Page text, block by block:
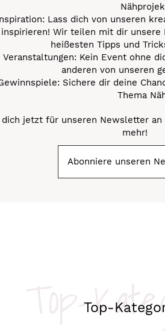
Lass dich von unseren
inspirieren! Wir teilen mit dir unsere
heißesten Tipps und
Veranstaltungen: Kein Event ohne
anderen von unseren
Sichere dir deine
Thema
dich jetzt für unseren Newsletter an
mehr!
Abonniere unseren
Top-
Top-